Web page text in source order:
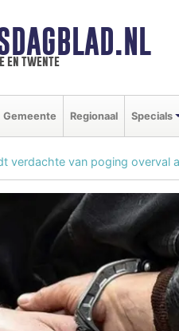
en twente
Gemeente Regionaal Specials
verdachte van poging overval